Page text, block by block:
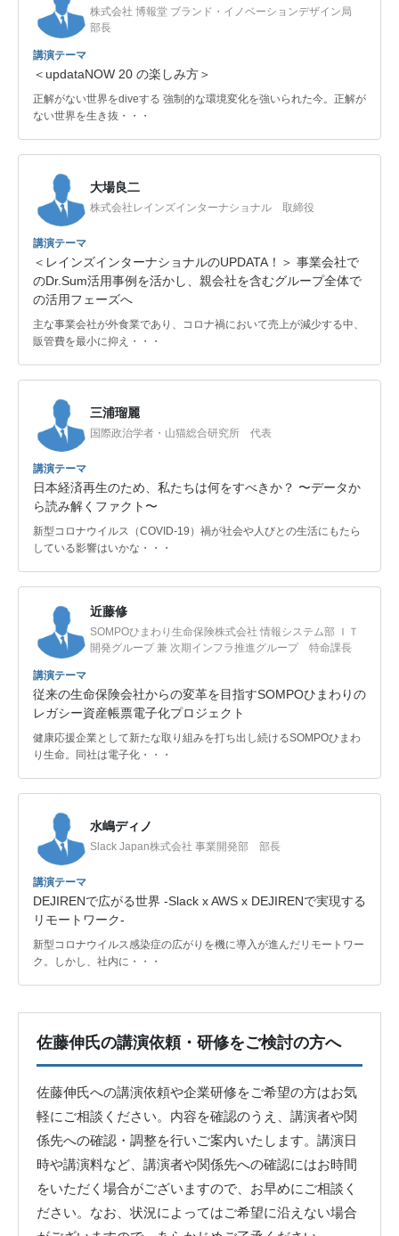
株式会社 博報堂 ブランド・イノベーションデザイン局
部長
講演テーマ
＜updataNOW 20 の楽しみ方＞
正解がない世界をdiveする 強制的な環境変化を強いられた今。正解が
ない世界を生き抜・・・
大場良二
株式会社レインズインターナショナル 取締役
講演テーマ
＜レインズインターナショナルのUPDATA！＞ 事業会社で
のDr.Sum活用事例を活かし、親会社を含むグループ全体で
の活用フェーズへ
主な事業会社が外食業であり、コロナ禍において売上が減少する中、
販管費を最小に抑え・・・
三浦瑠麗
国際政治学者・山猫総合研究所 代表
講演テーマ
日本経済再生のため、私たちは何をすべきか？ 〜データか
ら読み解くファクト〜
新型コロナウイルス（COVID-19）禍が社会や人びとの生活にもたら
している影響はいかな・・・
近藤修
SOMPOひまわり生命保険株式会社 情報システム部 ＩＴ
開発グループ 兼 次期インフラ推進グループ 特命課長
講演テーマ
従来の生命保険会社からの変革を目指すSOMPOひまわりの
レガシー資産帳票電子化プロジェクト
健康応援企業として新たな取り組みを打ち出し続けるSOMPOひまわ
り生命。同社は電子化・・・
水嶋ディノ
Slack Japan株式会社 事業開発部 部長
講演テーマ
DEJIRENで広がる世界 -Slack x AWS x DEJIRENで実現する
リモートワーク-
新型コロナウイルス感染症の広がりを機に導入が進んだリモートワー
ク。しかし、社内に・・・
佐藤伸氏の講演依頼・研修をご検討の方へ
佐藤伸氏への講演依頼や企業研修をご希望の方はお気
軽にご相談ください。内容を確認のうえ、講演者や関
係先への確認・調整を行いご案内いたします。講演日
時や講演料など、講演者や関係先への確認にはお時間
をいただく場合がございますので、お早めにご相談く
ださい。なお、状況によってはご希望に沿えない場合